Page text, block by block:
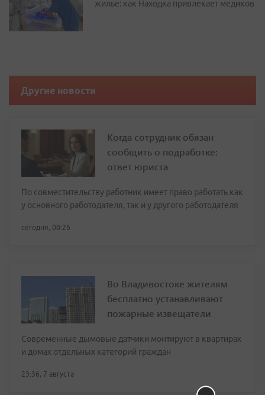
жилье: как Находка привлекает медиков
Другие новости
Когда сотрудник обязан
сообщить о подработке:
ответ юриста
По совместительству работник имеет право работать как
у основного работодателя, так и у другого работодателя
сегодня, 00:26
Во Владивостоке жителям
бесплатно устанавливают
пожарные извещатели
Современные дымовые датчики монтируют в квартирах
и домах отдельных категорий граждан
23:36, 7 августа